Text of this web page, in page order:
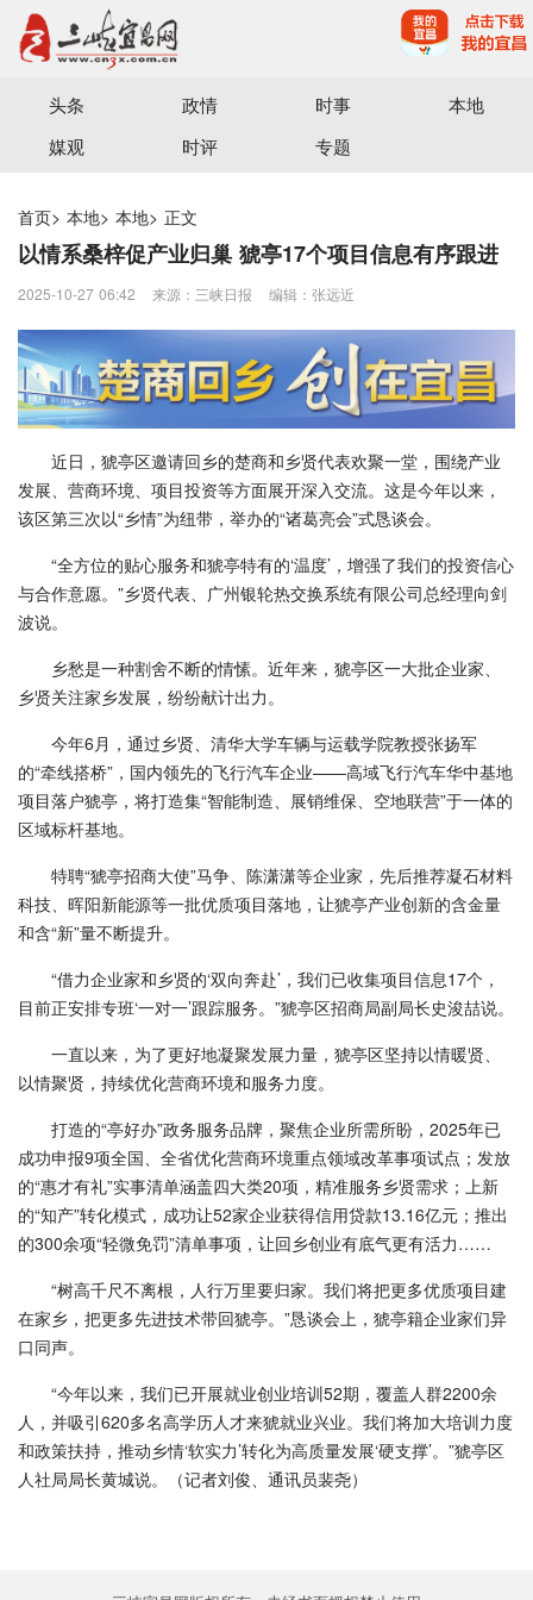
宜昌三峡融媒体中心主办
头条 政情 时事
本地
媒观
时评 专题
首页> 本地> 本地> 正文
以情系桑梓促产业归巢 猇亭17个项目信息有序跟进
2025-10-27 06:42 来源：三峡日报 编辑：张远近
近日，猇亭区邀请回乡的楚商和乡贤代表欢聚一堂，围绕产业
发展、营商环境、项目投资等方面展开深入交流。这是今年以来，
该区第三次以“乡情”为纽带，举办的“诸葛亮会”式恳谈会。
“全方位的贴心服务和猇亭特有的‘温度’，增强了我们的投资信心
与合作意愿。”乡贤代表、广州银轮热交换系统有限公司总经理向剑
波说。
乡愁是一种割舍不断的情愫。近年来，猇亭区一大批企业家、
乡贤关注家乡发展，纷纷献计出力。
今年6月，通过乡贤、清华大学车辆与运载学院教授张扬军
的“牵线搭桥”，国内领先的飞行汽车企业——高域飞行汽车华中基地
项目落户猇亭，将打造集“智能制造、展销维保、空地联营”于一体的
区域标杆基地。
特聘“猇亭招商大使”马争、陈潇潇等企业家，先后推荐凝石材料
科技、晖阳新能源等一批优质项目落地，让猇亭产业创新的含金量
和含“新”量不断提升。
“借力企业家和乡贤的‘双向奔赴’，我们已收集项目信息17个，
目前正安排专班‘一对一’跟踪服务。”猇亭区招商局副局长史浚喆说。
一直以来，为了更好地凝聚发展力量，猇亭区坚持以情暖贤、
以情聚贤，持续优化营商环境和服务力度。
打造的“亭好办”政务服务品牌，聚焦企业所需所盼，2025年已
成功申报9项全国、全省优化营商环境重点领域改革事项试点；发放
的“惠才有礼”实事清单涵盖四大类20项，精准服务乡贤需求；上新
的“知产”转化模式，成功让52家企业获得信用贷款13.16亿元；推出
的300余项“轻微免罚”清单事项，让回乡创业有底气更有活力……
“树高千尺不离根，人行万里要归家。我们将把更多优质项目建
在家乡，把更多先进技术带回猇亭。”恳谈会上，猇亭籍企业家们异
口同声。
“今年以来，我们已开展就业创业培训52期，覆盖人群2200余
人，并吸引620多名高学历人才来猇就业兴业。我们将加大培训力度
和政策扶持，推动乡情‘软实力’转化为高质量发展‘硬支撑’。”猇亭区
人社局局长黄城说。（记者刘俊、通讯员裴尧）